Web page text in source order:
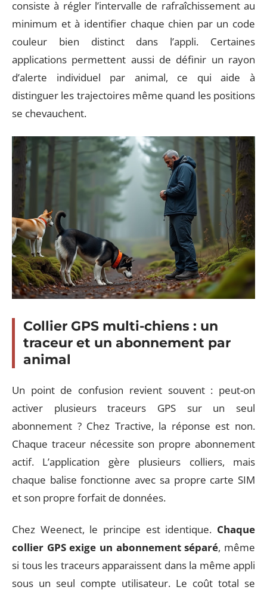
consiste à régler l’intervalle de rafraîchissement au
minimum et à identifier chaque chien par un code
couleur bien distinct dans l’appli. Certaines
applications permettent aussi de définir un rayon
d’alerte individuel par animal, ce qui aide à
distinguer les trajectoires même quand les positions
se chevauchent.
Collier GPS multi-chiens : un
traceur et un abonnement par
animal
Un point de confusion revient souvent : peut-on
activer plusieurs traceurs GPS sur un seul
abonnement ? Chez Tractive, la réponse est non.
Chaque traceur nécessite son propre abonnement
actif. L’application gère plusieurs colliers, mais
chaque balise fonctionne avec sa propre carte SIM
et son propre forfait de données.
Chez Weenect, le principe est identique. Chaque
collier GPS exige un abonnement séparé, même
si tous les traceurs apparaissent dans la même appli
sous un seul compte utilisateur. Le coût total se